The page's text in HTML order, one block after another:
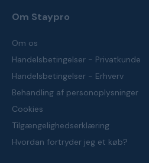
Om Staypro
Om os
Handelsbetingelser - Privatkunde
Handelsbetingelser - Erhverv
Behandling af personoplysninger
Cookies
Tilgængelighedserklæring
Hvordan fortryder jeg et køb?